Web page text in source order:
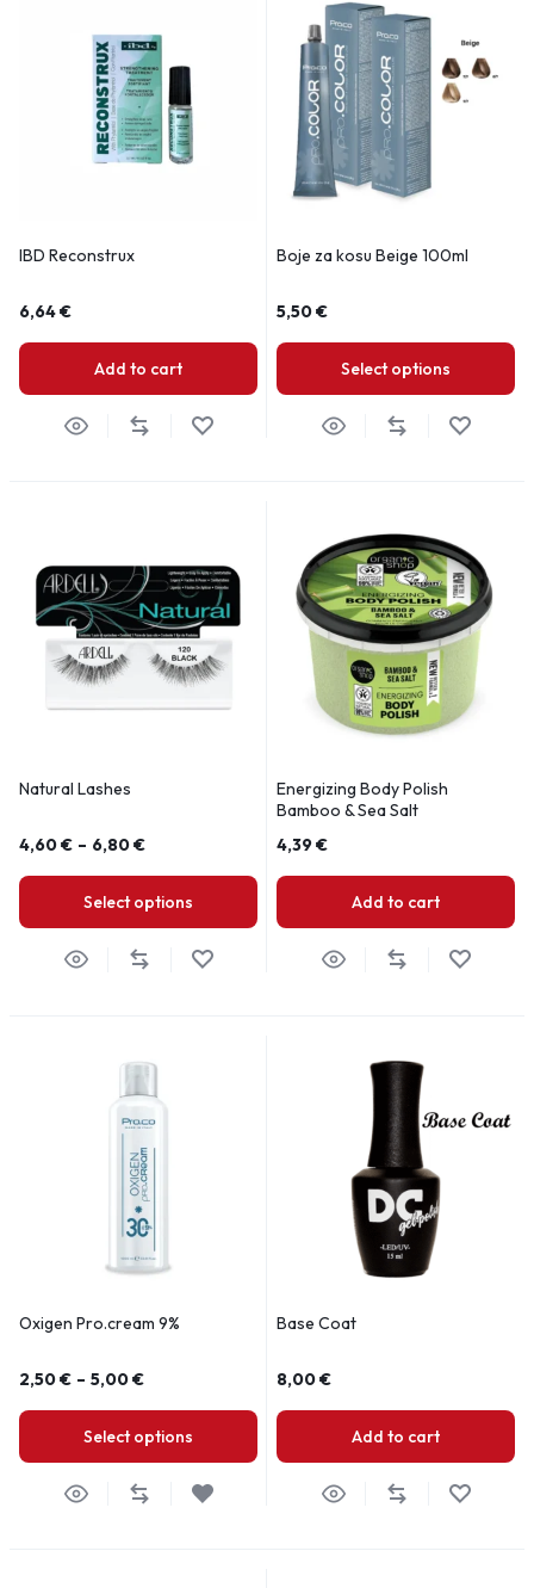
IBD Reconstrux
6,64€
Add to cart
Boje za kosu Beige 100ml
5,50€
Select options
Natural Lashes
4,60€ – 6,80€
Select options
Energizing Body Polish
Bamboo & Sea Salt
4,39€
Add to cart
Oxigen Pro.cream 9%
2,50€ – 5,00€
Select options
Base Coat
8,00€
Add to cart